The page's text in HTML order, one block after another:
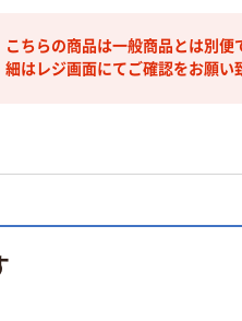
こちらの商品は一般商品とは別
細はレジ画面にてご確認をお願い